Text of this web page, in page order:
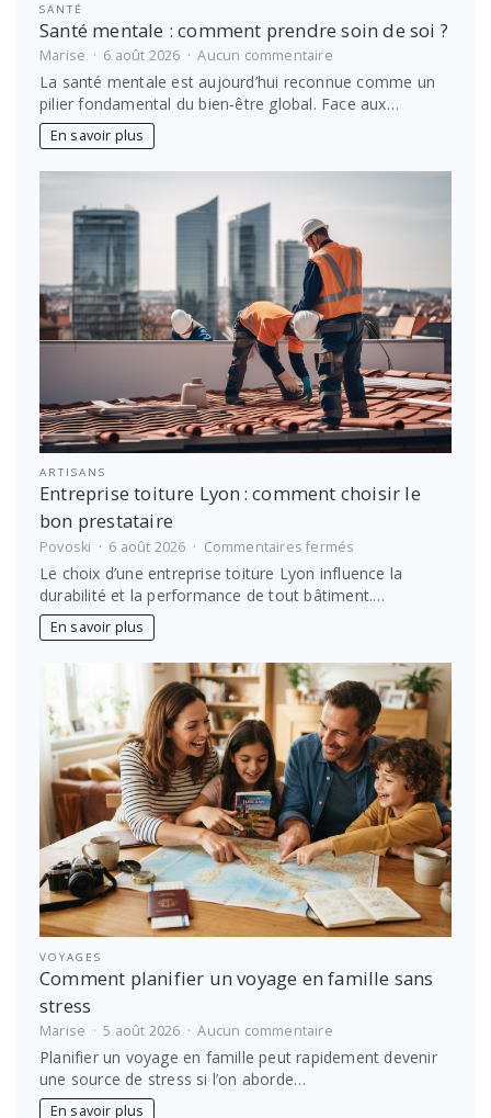
SANTÉ
Santé mentale : comment prendre soin de soi ?
Marise 6 août 2026 Aucun commentairesur
mentale
:
La santé mentale est aujourd’hui reconnue comme un
pilier fondamental du bien-être global. Face aux…
En savoir plus
ARTISANS
Entreprise toiture Lyon : comment choisir le
bon prestataire
Povoski 6 août 2026 Commentaires fermés
Entreprise
toiture
Lyon :
bon
prestataire
Le choix d’une entreprise toiture Lyon influence la
durabilité et la performance de tout bâtiment.…
En savoir plus
VOYAGES
Comment planifier un voyage en famille sans
stress
Marise 5 août 2026 Aucun commentairesur
Comment
planifier
Planifier un voyage en famille peut rapidement devenir
une source de stress si l’on aborde…
En savoir plus